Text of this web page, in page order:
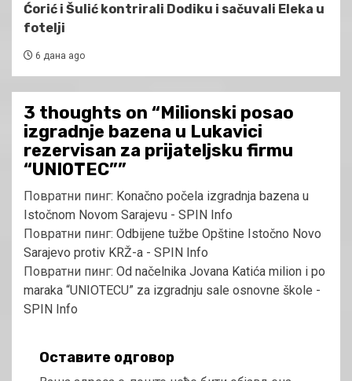
Ćorić i Šulić kontrirali Dodiku i sačuvali Eleka u
fotelji
6 дана ago
3 thoughts on “Milionski posao
izgradnje bazena u Lukavici
rezervisan za prijateljsku firmu
“UNIOTEC””
Повратни пинг: Konačno počela izgradnja bazena u
Istočnom Novom Sarajevu - SPIN Info
Повратни пинг: Odbijene tužbe Opštine Istočno Novo
Sarajevo protiv KRŽ-a - SPIN Info
Повратни пинг: Od načelnika Jovana Katića milion i po
maraka “UNIOTECU” za izgradnju sale osnovne škole -
SPIN Info
Оставите одговор